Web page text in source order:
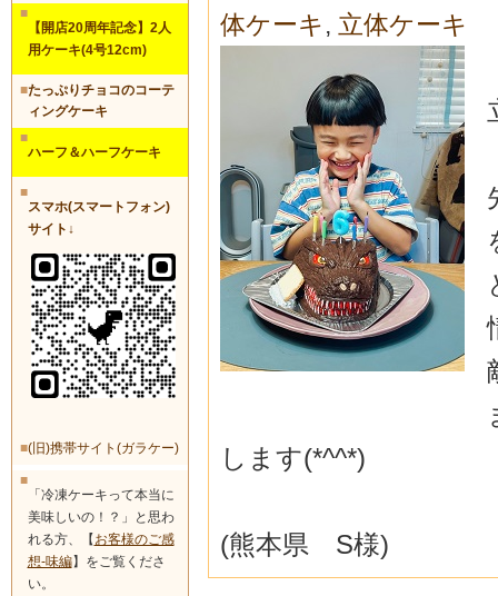
■
【開店20周年記念】2人
用ケーキ(4号12cm)
■たっぷりチョコのコーテ
ィングケーキ
■
ハーフ＆ハーフケーキ
■
スマホ(スマートフォン)
サイト↓
■(旧)携帯サイト(ガラケー)
■
「冷凍ケーキって本当に
美味しいの！？」と思わ
れる方、【 お客様のご感
想-味編】をご覧くださ
い。
体ケーキ , 立体ケーキ
します(*^^*)
(熊本県 S様)